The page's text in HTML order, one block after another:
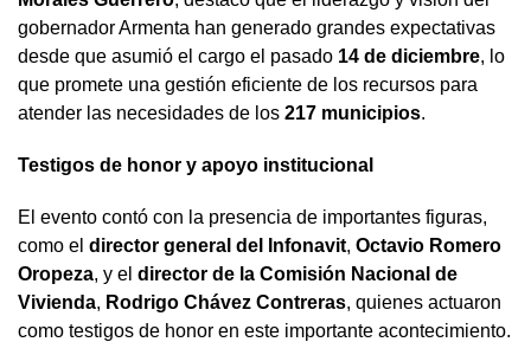
gobernador Armenta han generado grandes expectativas
desde que asumió el cargo el pasado 14 de diciembre, lo
que promete una gestión eficiente de los recursos para
atender las necesidades de los 217 municipios.
Testigos de honor y apoyo institucional
El evento contó con la presencia de importantes figuras,
como el director general del Infonavit, Octavio Romero
Oropeza, y el director de la Comisión Nacional de
Vivienda, Rodrigo Chávez Contreras, quienes actuaron
como testigos de honor en este importante acontecimiento.